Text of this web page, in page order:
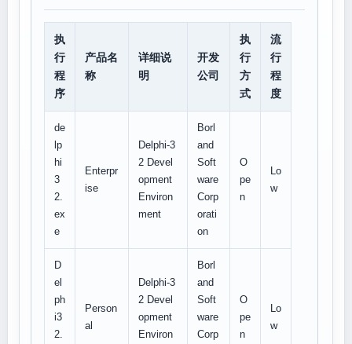
执
行
程
序
产品名
称
详细说
明
开发
公司
执
行
方
式
流
行
程
度
de
lp
hi
3
2.
ex
e
Enterpr
ise
Delphi-3
2 Devel
opment
Environ
ment
Borl
and
Soft
ware
Corp
orati
on
O
pe
n
Lo
w
D
el
ph
i3
2.
Person
al
Delphi-3
2 Devel
opment
Environ
Borl
and
Soft
ware
Corp
O
pe
n
Lo
w